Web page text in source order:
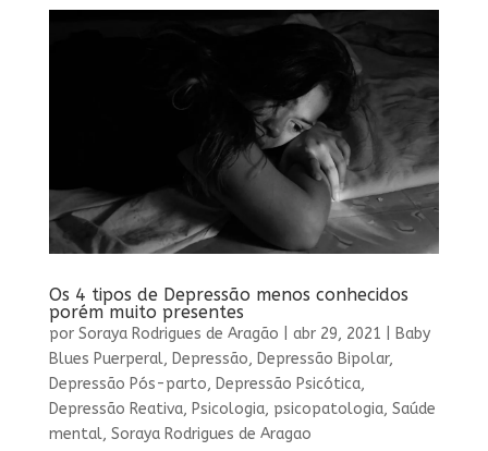
Os 4 tipos de Depressão menos conhecidos
porém muito presentes
por Soraya Rodrigues de Aragão abr 29, 2021
Baby
Blues Puerperal, Depressão, Depressão Bipolar,
Depressão Pós-parto, Depressão Psicótica,
Depressão Reativa, Psicologia, psicopatologia, Saúde
mental, Soraya Rodrigues de Aragao